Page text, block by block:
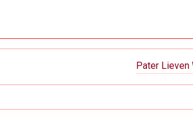
Pater Lieven